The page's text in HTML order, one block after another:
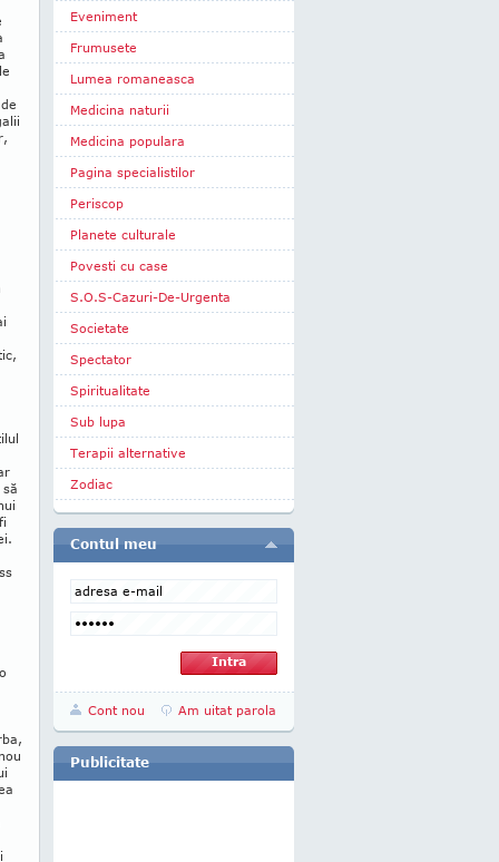
Eveniment
Frumusete
Lumea romaneasca
Medicina naturii
Medicina populara
Pagina specialistilor
Periscop
Planete culturale
Povesti cu case
S.O.S-Cazuri-De-Urgenta
Societate
Spectator
Spiritualitate
Sub lupa
Terapii alternative
Zodiac
Contul meu
Cont nou Am uitat parola
Publicitate